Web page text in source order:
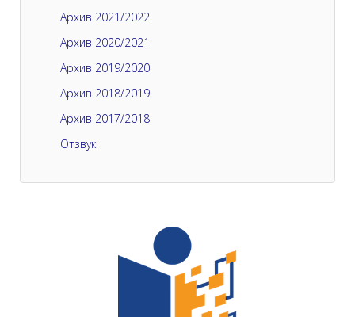
Архив 2021/2022
Архив 2020/2021
Архив 2019/2020
Архив 2018/2019
Архив 2017/2018
Отзвук